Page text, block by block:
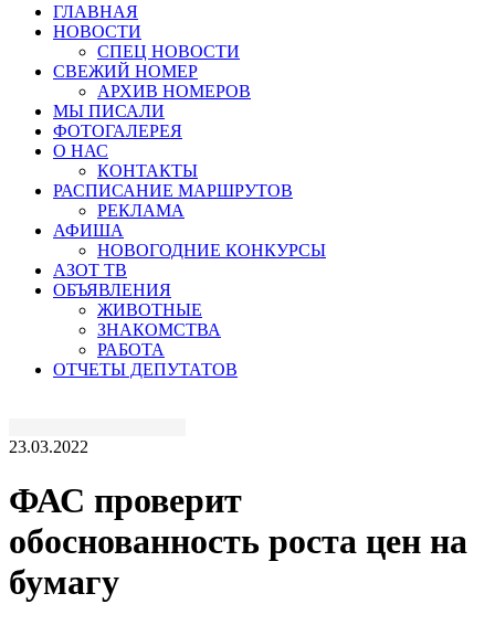
ГЛАВНАЯ
НОВОСТИ
СПЕЦ НОВОСТИ
СВЕЖИЙ НОМЕР
АРХИВ НОМЕРОВ
МЫ ПИСАЛИ
ФОТОГАЛЕРЕЯ
О НАС
КОНТАКТЫ
РАСПИСАНИЕ МАРШРУТОВ
РЕКЛАМА
АФИША
НОВОГОДНИЕ КОНКУРСЫ
АЗОТ ТВ
ОБЪЯВЛЕНИЯ
ЖИВОТНЫЕ
ЗНАКОМСТВА
РАБОТА
ОТЧЕТЫ ДЕПУТАТОВ
23.03.2022
ФАС проверит
обоснованность роста цен на
бумагу